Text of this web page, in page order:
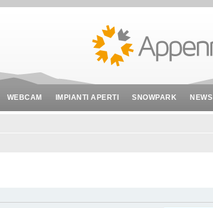
WEBCAM IMPIANTI APERTI SNOWPARK NEWS